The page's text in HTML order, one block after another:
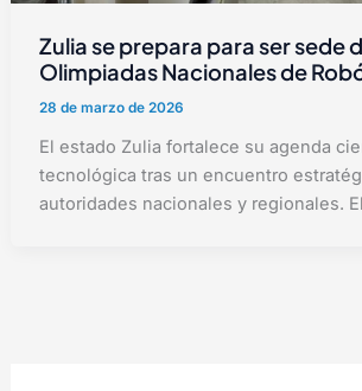
Zulia se prepara para ser sede
Olimpiadas Nacionales de
28 de marzo de 2026
El estado Zulia fortalece su agenda
tecnológica tras un encuentro
autoridades nacionales y regionales.